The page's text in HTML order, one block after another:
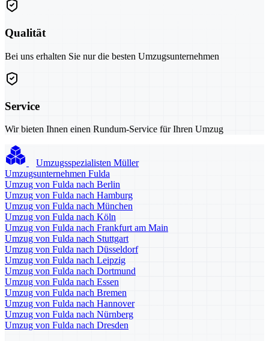
Qualität
Bei uns erhalten Sie nur die besten Umzugsunternehmen
Service
Wir bieten Ihnen einen Rundum-Service für Ihren Umzug
Umzugsspezialisten Müller
Umzugsunternehmen Fulda
Umzug von Fulda nach Berlin
Umzug von Fulda nach Hamburg
Umzug von Fulda nach München
Umzug von Fulda nach Köln
Umzug von Fulda nach Frankfurt am Main
Umzug von Fulda nach Stuttgart
Umzug von Fulda nach Düsseldorf
Umzug von Fulda nach Leipzig
Umzug von Fulda nach Dortmund
Umzug von Fulda nach Essen
Umzug von Fulda nach Bremen
Umzug von Fulda nach Hannover
Umzug von Fulda nach Nürnberg
Umzug von Fulda nach Dresden